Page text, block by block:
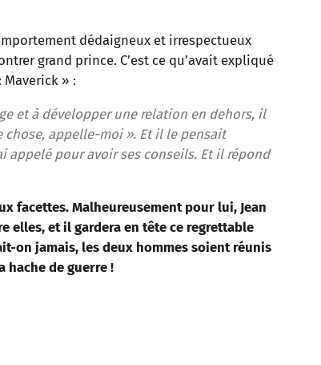
dédaigneux et irrespectueux
grand prince. C’est ce qu’avait expliqué
Maverick » :
et à développer une relation en dehors, il
chose, appelle-moi ». Et il le pensait
appelé pour avoir ses conseils. Et il répond
facettes. Malheureusement pour lui, Jean
elles, et il gardera en tête ce regrettable
on jamais, les deux hommes soient réunis
de guerre !